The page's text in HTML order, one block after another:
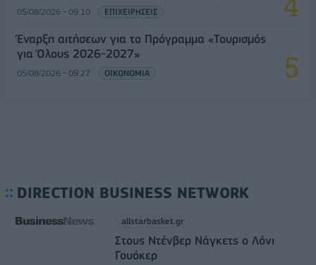
05/08/2026 - 09:10 ΕΠΙΧΕΙΡΗΣΕΙΣ
Έναρξη αιτήσεων για το Πρόγραμμα «Τουρισμός
για Όλους 2026-2027»
05/08/2026 - 09:27 ΟΙΚΟΝΟΜΙΑ
DIRECTION BUSINESS NETWORK
allstarbasket.gr
Στους Ντένβερ Νάγκετς ο Λόνι
Γουόκερ